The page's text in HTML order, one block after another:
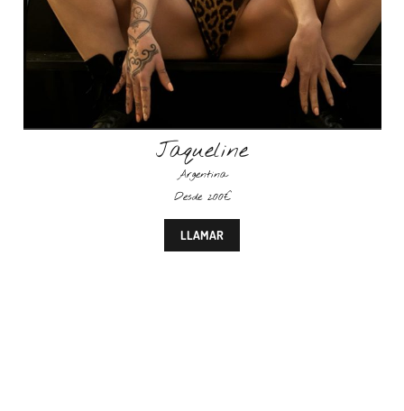
Jaqueline
Argentina
Desde 200€
LLAMAR